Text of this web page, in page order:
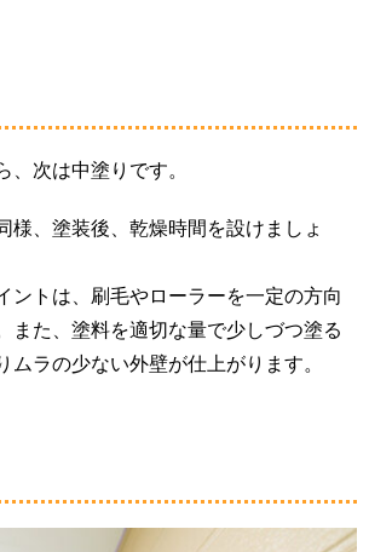
、次は中塗りです。
様、塗装後、乾燥時間を設けましょ
ントは、刷毛やローラーを一定の方向
また、塗料を適切な量で少しづつ塗る
ムラの少ない外壁が仕上がります。